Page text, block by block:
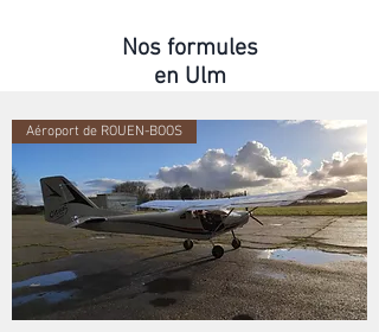
Nos formules
en Ulm
Aéroport de ROUEN-BOOS